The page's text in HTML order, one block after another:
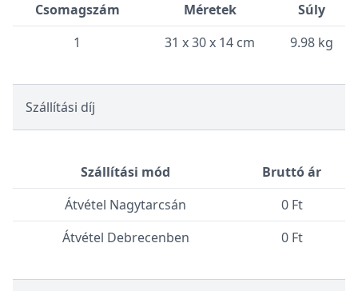
Csomagszám Méretek
Súly
1
31 x 30 x 14 cm 9.98 kg
Szállítási díj
Szállítási mód
Bruttó ár
Átvétel Nagytarcsán
0 Ft
Átvétel Debrecenben
0 Ft